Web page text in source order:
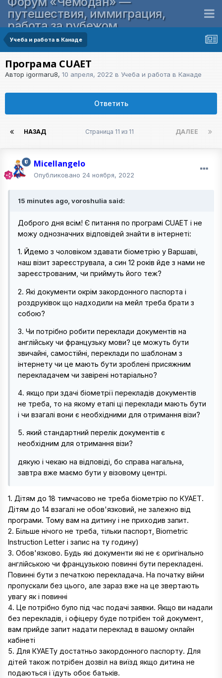
путешествия, иммиграция,
работа за рубежом
Учеба и работа в Канаде
Програма CUAET
Автор igormaru8, 10 апреля, 2022 в Учеба и работа в Канаде
Ответить
НАЗАД ДАЛЕЕ
Страница 11 из 11
Micellangelo
Опубликовано 24 ноября, 2022
15 minutes ago, voroshulia said:
Доброго дня всім! Є питання по програмі CUAET і не
можу однозначних відповідей знайти в інтернеті:
1. Йдемо з чоловіком здавати біометрію у Варшаві,
наш візит зареєструвала, а син 12 років йде з нами не
зареєстрованим, чи приймуть його теж?
2. Які документи окрім закордонного паспорта і
роздруківок що надходили на мейл треба брати з
собою?
3. Чи потрібно робити переклади документів на
англійську чи французьку мови? це можуть бути
звичайні, самостійні, переклади по шаблонам з
інтернету чи це мають бути зроблені присяжним
перекладачем чи завірені нотаріально?
4. якщо при здачі біометрії перекладів документів
не треба, то на якому етапі ці переклади мають бути
і чи взагалі вони є необхідними для отримання візи?
5. який стандартний перелік документів є
необхідним для отримання візи?
дякую і чекаю на відповіді, бо справа нагальна,
завтра вже маємо бути у візовому центрі.
1. Дітям до 18 тимчасово не треба біометрію по КУАЕТ.
Дітям до 14 взагалі не обов'язковий, не залежно від
програми. Тому вам на дитину і не приходив запит.
2. Більше нічого не треба, тільки паспорт, Biometric
Instruction Letter і запис на ту годину)
3. Обов'язково. Будь які документи які не є оригінально
англійською чи французькою повинні бути перекладені.
Повинні бути з печаткою перекладача. На початку війни
пропускали без цього, але зараз вже на це звертають
увагу як і повинні
4. Це потрібно було під час подачі заявки. Якщо ви надали
без перекладів, і офіцеру буде потрібен той документ,
вам прийде запит надати переклад в вашому онлайн
кабінеті
5. Для КУАЕТу достатньо закордонного паспорту. Для
дітей також потрібен дозвіл на виїзд якщо дитина не
подаються і їдуть обоє батьків.